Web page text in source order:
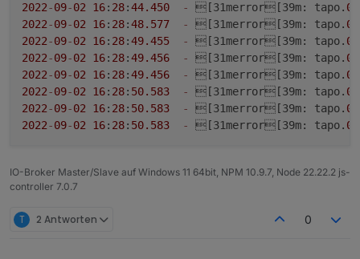
2022-09-02 16: 28:44.450 - [31merror[39m: tapo. 0
2022-09-02 16: 28:48.577 - [31merror[39m: tapo. 0
2022-09-02 16: 28:49.455 - [31merror[39m: tapo. 0
2022-09-02 16: 28:49.456 - [31merror[39m: tapo. 0
2022-09-02 16: 28:49.456 - [31merror[39m: tapo. 0
2022-09-02 16: 28: 50.583 - [31merror[39m: tapo. 0
2022-09-02 16: 28: 50.583 - [31merror[39m: tapo. 0
2022-09-02 16: 28: 50.583 - [31merror[39m: tapo. 0
IO-Broker Master/Slave auf Windows 11 64bit, NPM 10.9.7, Node 22.22.2 js-
controller 7.0.7
T 2 Antworten 0